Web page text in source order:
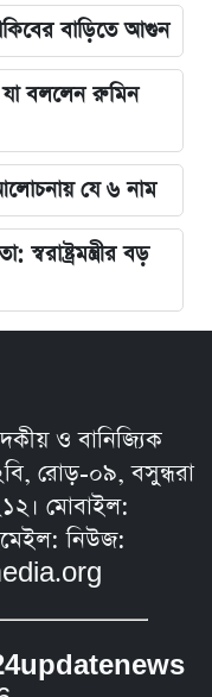
বাড়িতে আগুন
যা বললেন রুমিন
যে ৬ নাম
বড়
ও বানিজ্যিক
রোড়-০৯, বসুন্ধরা
মোবাইল:
নিউজ: